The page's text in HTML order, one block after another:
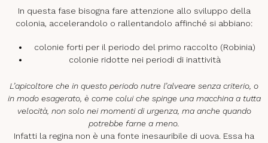
In questa fase bisogna fare attenzione allo sviluppo della
colonia, accelerandolo o rallentandolo affinché si abbiano:
colonie forti per il periodo del primo raccolto (Robinia)
colonie ridotte nei periodi di inattività
L’apicoltore che in questo periodo nutre l’alveare senza criterio, o
in modo esagerato, è come colui che spinge una macchina a tutta
velocità, non solo nei momenti di urgenza, ma anche quando
potrebbe farne a meno.
Infatti la regina non è una fonte inesauribile di uova. Essa ha